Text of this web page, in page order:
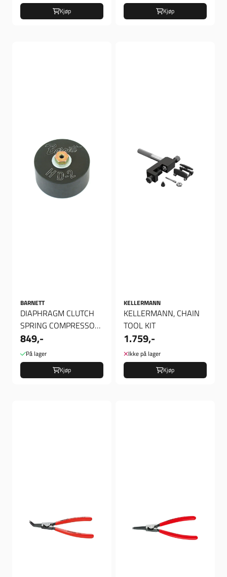
Kjøp
Kjøp
BARNETT
DIAPHRAGM CLUTCH
SPRING COMPRESSOR
TOOL, Verktøy
849,-
På lager
Kjøp
KELLERMANN
KELLERMANN, CHAIN
TOOL KIT
1.759,-
Ikke på lager
Kjøp